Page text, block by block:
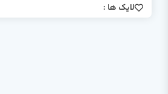
لایک ها :